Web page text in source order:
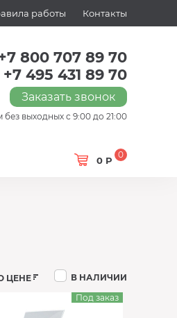
работы Контакты
800 707 89 70
+7 495 431 89 70
Заказать звонок
без выходных с 9:00 до 21:00
0 Р
0
ЦЕНЕ В НАЛИЧИИ
Под заказ